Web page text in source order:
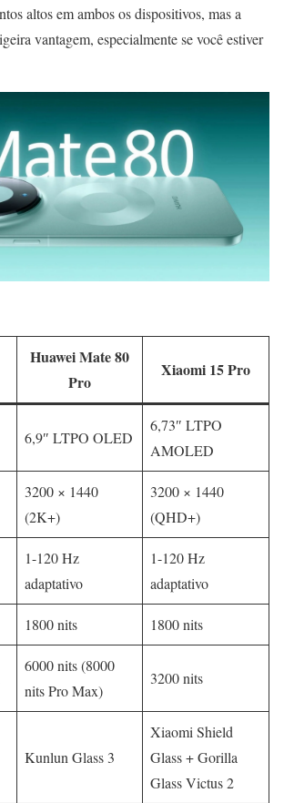
altos em ambos os dispositivos, mas a
vantagem, especialmente se você estiver
Huawei Mate 80
Pro
Xiaomi 15 Pro
6,9″ LTPO OLED
6,73″ LTPO
AMOLED
3200 × 1440
(2K+)
3200 × 1440
(QHD+)
1-120 Hz
adaptativo
1-120 Hz
adaptativo
1800 nits 1800 nits
6000 nits (8000
nits Pro Max)
3200 nits
Kunlun Glass 3
Xiaomi Shield
Glass + Gorilla
Glass Victus 2